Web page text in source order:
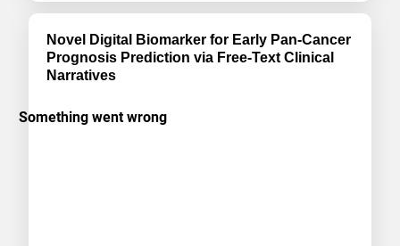
Novel Digital Biomarker for Early Pan-Cancer
Prognosis Prediction via Free-Text Clinical
Narratives